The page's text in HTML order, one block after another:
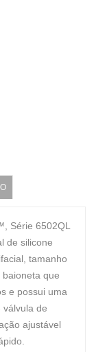
Série 6502QL
de silicone
tamanho
que
e possui uma
de
ajustável